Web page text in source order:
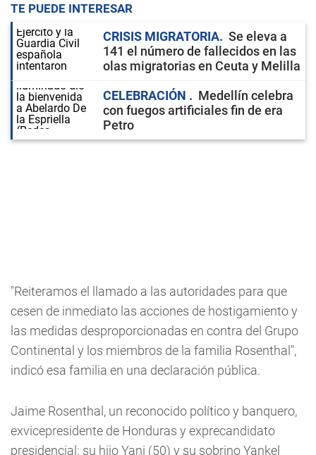
TE PUEDE INTERESAR
CRISIS MIGRATORIA
Se eleva a
141 el número de fallecidos en las
olas migratorias en Ceuta y Melilla
CELEBRACIÓN
Medellín celebra
con fuegos artificiales fin de era
Petro
"Reiteramos el llamado a las autoridades para que
cesen de inmediato las acciones de hostigamiento y
las medidas desproporcionadas en contra del Grupo
Continental y los miembros de la familia Rosenthal",
indicó esa familia en una declaración pública.
Jaime Rosenthal, un reconocido político y banquero,
exvicepresidente de Honduras y exprecandidato
presidencial; su hijo Yani (50) y su sobrino Yankel